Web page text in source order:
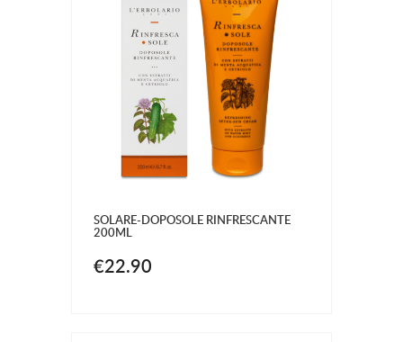
SOLARE-DOPOSOLE RINFRESCANTE
200ML
€22.90